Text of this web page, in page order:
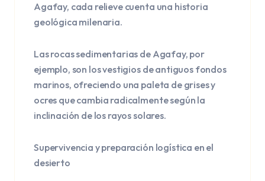
Agafay, cada relieve cuenta una historia
geológica milenaria.
Las rocas sedimentarias de Agafay, por
ejemplo, son los vestigios de antiguos fondos
marinos, ofreciendo una paleta de grises y
ocres que cambia radicalmente según la
inclinación de los rayos solares.
Supervivencia y preparación logística en el
desierto